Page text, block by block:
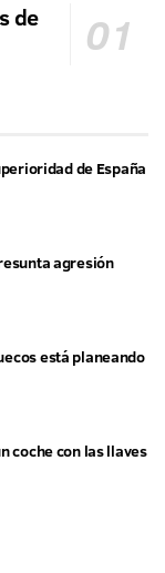
de
de España
agresión
está planeando
coche con las llaves